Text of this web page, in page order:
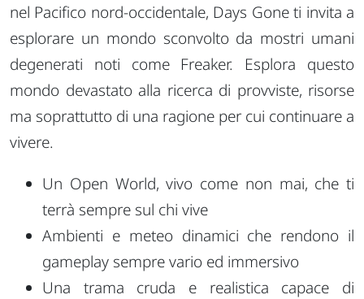
nel Pacifico nord-occidentale, Days Gone ti invita a
esplorare un mondo sconvolto da mostri umani
degenerati noti come Freaker. Esplora questo
mondo devastato alla ricerca di provviste, risorse
ma soprattutto di una ragione per cui continuare a
vivere.
Un Open World, vivo come non mai, che ti
terrà sempre sul chi vive
Ambienti e meteo dinamici che rendono il
gameplay sempre vario ed immersivo
Una trama cruda e realistica capace di